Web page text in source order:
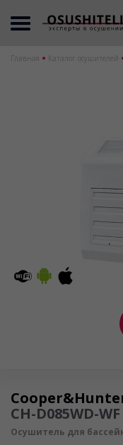
Главная Каталог осушителей
CH-D085WD-WF
Осушитель для